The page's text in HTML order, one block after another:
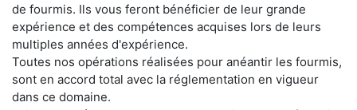
de fourmis. Ils vous feront bénéficier de leur grande
expérience et des compétences acquises lors de leurs
multiples années d'expérience.
Toutes nos opérations réalisées pour anéantir les fourmis,
sont en accord total avec la réglementation en vigueur
dans ce domaine.